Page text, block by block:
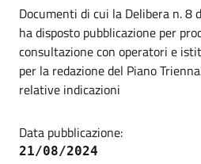
Documenti di cui la Delibera n. 8
ha disposto pubblicazione per
consultazione con operatori e
per la redazione del Piano
relative indicazioni
Data pubblicazione:
21/08/2024